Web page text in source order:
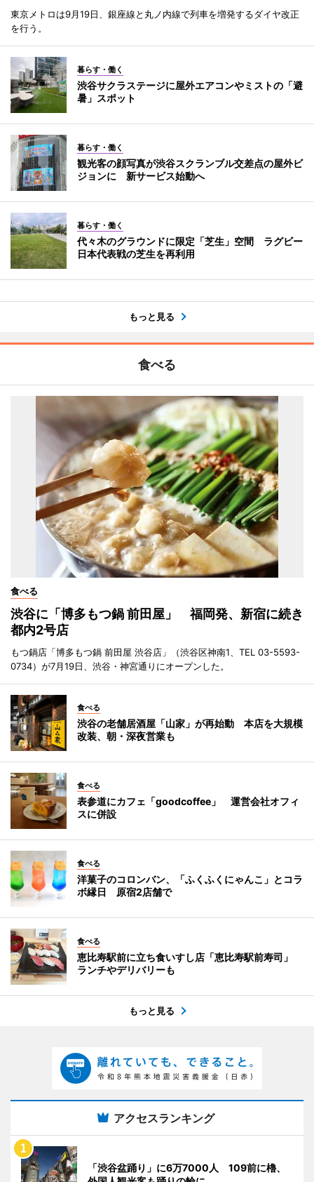
東京メトロは9月19日、銀座線と丸ノ内線で列車を増発するダイヤ改正
を行う。
暮らす・働く
渋谷サクラステージに屋外エアコンやミストの「避
暑」スポット
暮らす・働く
観光客の顔写真が渋谷スクランブル交差点の屋外ビ
ジョンに 新サービス始動へ
暮らす・働く
代々木のグラウンドに限定「芝生」空間 ラグビー
日本代表戦の芝生を再利用
もっと見る
食べる
食べる
渋谷に「博多もつ鍋 前田屋」 福岡発、新宿に続き
都内2号店
もつ鍋店「博多もつ鍋 前田屋 渋谷店」（渋谷区神南1、TEL 03-5593-
0734）が7月19日、渋谷・神宮通りにオープンした。
食べる
渋谷の老舗居酒屋「山家」が再始動 本店を大規模
改装、朝・深夜営業も
食べる
表参道にカフェ「goodcoffee」 運営会社オフィ
スに併設
食べる
洋菓子のコロンバン、「ふくふくにゃんこ」とコラ
ボ縁日 原宿2店舗で
食べる
恵比寿駅前に立ち食いすし店「恵比寿駅前寿司」
ランチやデリバリーも
もっと見る
アクセスランキング
「渋谷盆踊り」に6万7000人 109前に櫓、